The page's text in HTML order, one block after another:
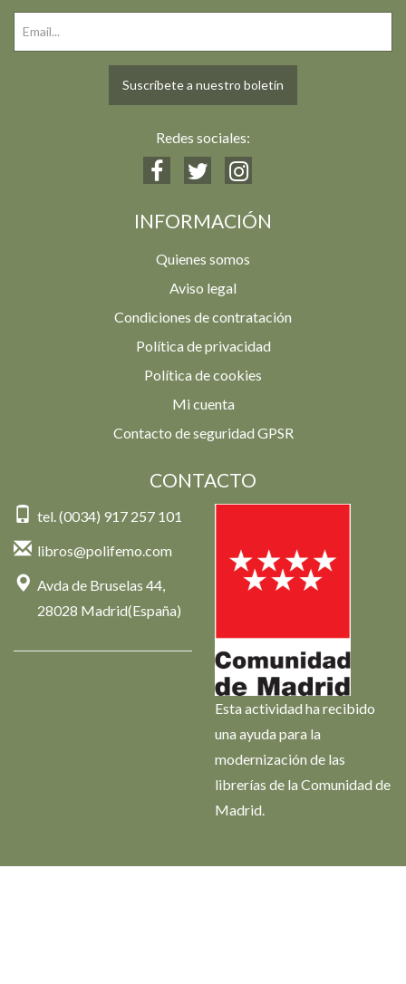
Suscríbete a nuestro boletín
Redes sociales:
INFORMACIÓN
Quienes somos
Aviso legal
Condiciones de contratación
Política de privacidad
Política de cookies
Mi cuenta
Contacto de seguridad GPSR
CONTACTO
tel. (0034) 917 257 101
libros@polifemo.com
Avda de Bruselas 44,
28028 Madrid(España)
Esta actividad ha recibido
una ayuda para la
modernización de las
librerías de la Comunidad de
Madrid.